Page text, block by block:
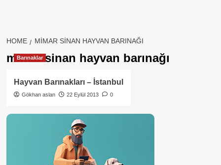
HOME MIMAR SINAN HAYVAN BARINAĞI
mimar sinan hayvan barınağı
Barınaklar
Hayvan Barınakları – İstanbul
Gökhan aslan 22 Eylül 2013 0